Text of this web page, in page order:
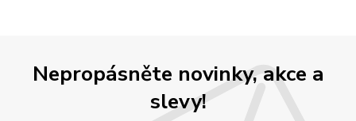
Nepropásněte novinky, akce a
slevy!